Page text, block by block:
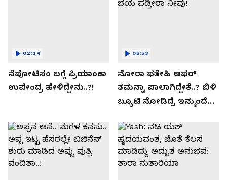
ನೆಪೋಟಿಸಂ ಬಗ್ಗೆ ಪ್ರಿಯಾಂಕಾ
ಉಪೇಂದ್ರ ಹೇಳಿದ್ದೇನು..?!
02:24
ನೋರಾ ಫತೇಹಿ ಆಫರ್​
ತಮನ್ನಾ ಪಾಲಾಗಿದ್ದೇಕೆ..? ಬಿಳಿ
ಬ್ಯೂಟಿ ನೋಡಿದ್ರೆ ಇನ್ಮುಂದೆ
05:53